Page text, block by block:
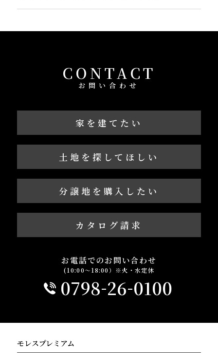
CONTACT
お問い合わせ
家を建てたい
土地を探してほしい
分譲地を購入したい
カタログ請求
お電話でのお問い合わせ
(10:00～18:00）※火・水定休
0798-26-0100
モレスプレミアム